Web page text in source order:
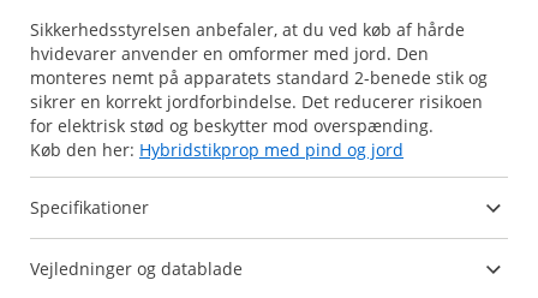
Sikkerhedsstyrelsen anbefaler, at du ved køb af hårde
hvidevarer anvender en omformer med jord. Den
monteres nemt på apparatets standard 2-benede stik og
sikrer en korrekt jordforbindelse. Det reducerer risikoen
for elektrisk stød og beskytter mod overspænding.
Køb den her: Hybridstikprop med pind og jord
Specifikationer
Vejledninger og datablade